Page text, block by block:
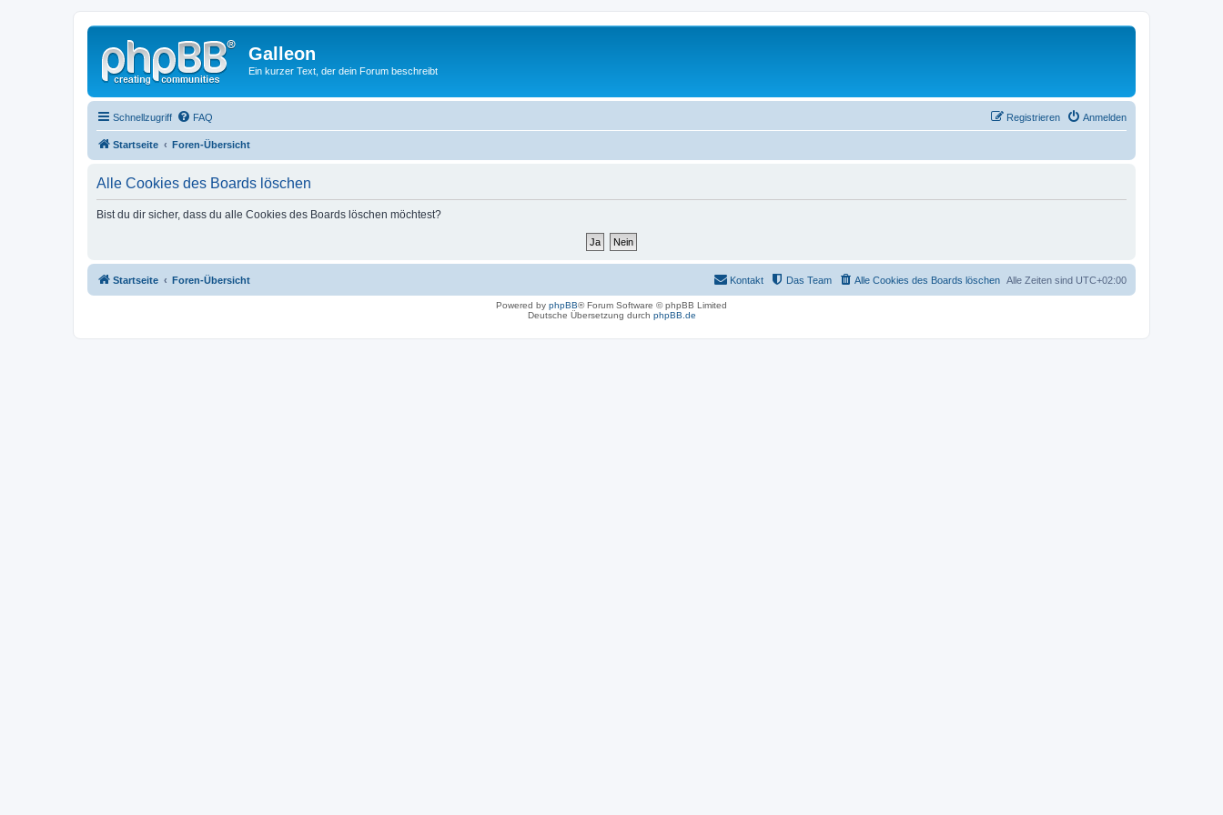
Galleon
Ein kurzer Text, der dein Forum beschreibt
Schnellzugriff FAQ Anmelden
Registrieren
Startseite Foren-Übersicht
Alle Cookies des Boards löschen
Bist du dir sicher, dass du alle Cookies des Boards löschen möchtest?
Startseite Foren-Übersicht Alle Zeiten sind UTC+02:00
Alle Cookies des Boards löschen
Das Team
Kontakt
Powered by phpBB® Forum Software © phpBB Limited
Deutsche Übersetzung durch phpBB.de